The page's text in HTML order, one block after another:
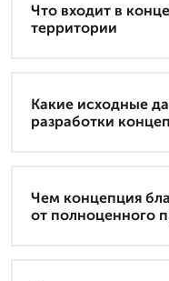
Что входит в
территории
Какие исходные
разработки
Чем концепция
от полноценного